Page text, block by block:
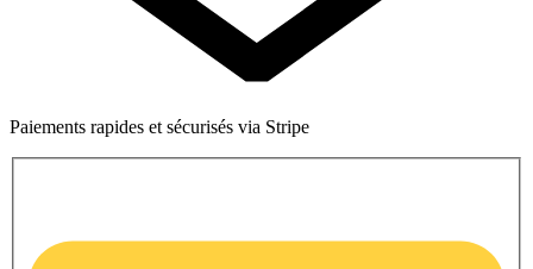
Paiements rapides et sécurisés via Stripe